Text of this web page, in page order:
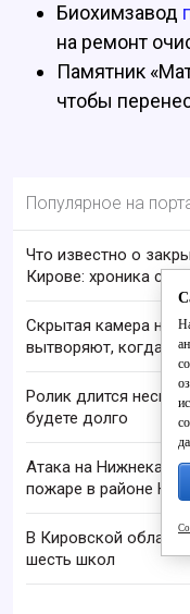
Биохимзавод
на ремонт
Памятник
чтобы
Популярное на
Что известно о
Кирове: хроника
Скрытая камера на
вытворяют, когда их
Ролик длится
будете долго
Атака на Нижнекамск
пожаре в районе НПЗ
В Кировской
шесть школ